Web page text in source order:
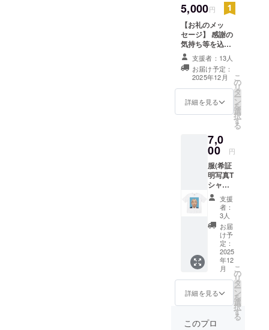
に平日の19時位
から配信してま
す 不定期です
5,000円
【お礼のメッ
セージ】 感謝の
気持ち等を込め
て、直接伝える
or手紙などで伝
えたいと思いま
す このリターン
は3000円のリ
ターンと同じ内
のIDをお願いし
ますm(_ _)m
支援者：13人
お届け予定：
2025年12月
詳細を見る
こ
の
リ
タ
ー
ン
を
選
択
す
る
7,0
00 円
服(希証
明写真T
シャ
ツ)M L
Xのアカ
ウント
を記載
してく
ださい
支援
者：
3人
お届
け予
定：
2025
年12
月
詳細を見る
こ
の
リ
タ
ー
ン
を
選
択
す
る
このプロ